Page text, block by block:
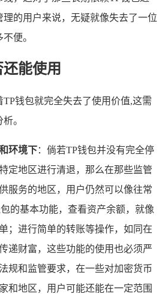
的用户来说，无疑就像失去了一位
便。
能使用
钱包就完全失去了使用价值,这需
。
环境下：倘若TP钱包并没有完全停
定地区进行清退，那么在那些监管
服务的地区，用户仍然可以像往常
的基本功能，查看资产余额，就像
；进行简单的转账等操作，如同在
递财富，这些功能的使用也必须严
规和监管要求，在一些对加密货币
和地区，用户可能还能在一定范围